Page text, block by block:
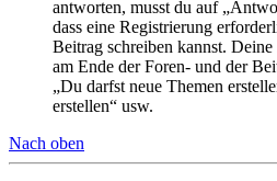
antworten, musst du auf
dass eine Registrierung
Beitrag schreiben kannst.
am Ende der Foren- und der
„Du darfst neue Themen
erstellen“ usw.
Nach oben